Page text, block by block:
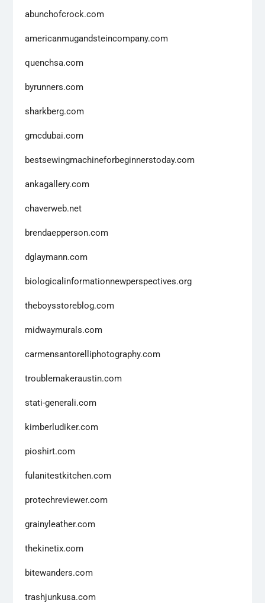
abunchofcrock.com
americanmugandsteincompany.com
quenchsa.com
byrunners.com
sharkberg.com
gmcdubai.com
bestsewingmachineforbeginnerstoday.com
ankagallery.com
chaverweb.net
brendaepperson.com
dglaymann.com
biologicalinformationnewperspectives.org
theboysstoreblog.com
midwaymurals.com
carmensantorelliphotography.com
troublemakeraustin.com
stati-generali.com
kimberludiker.com
pioshirt.com
fulanitestkitchen.com
protechreviewer.com
grainyleather.com
thekinetix.com
bitewanders.com
trashjunkusa.com